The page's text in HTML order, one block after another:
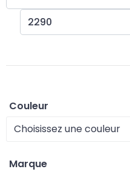
Couleur
Choisissez une couleur
Marque